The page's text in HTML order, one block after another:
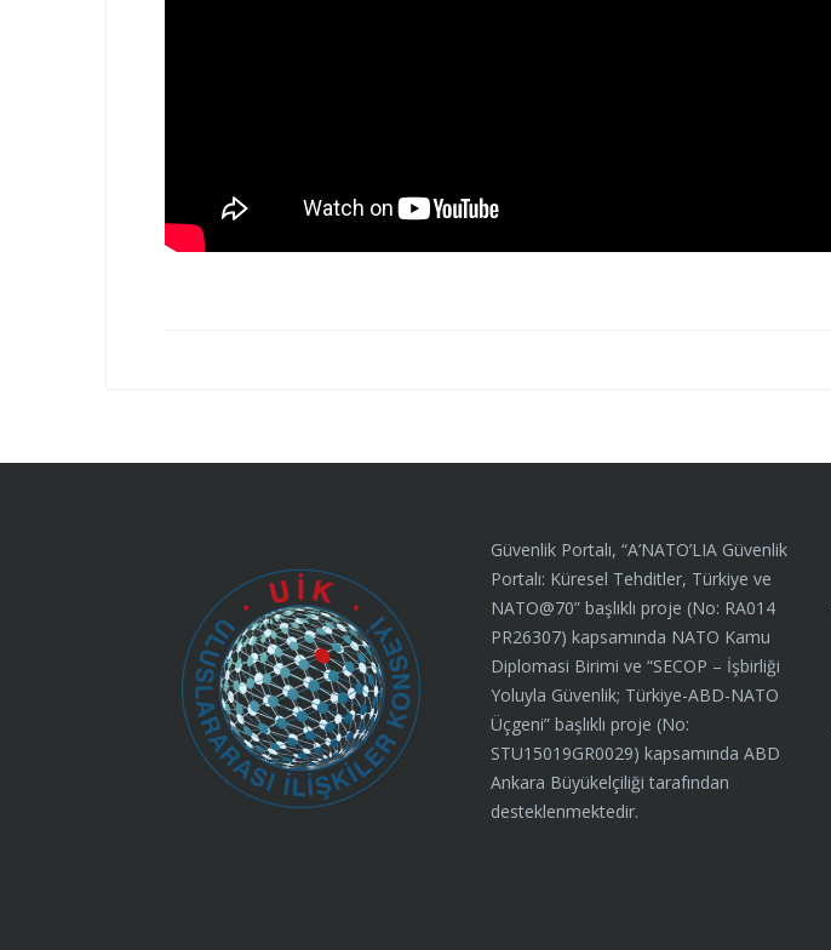
Güvenlik Portalı, “A’NATO’LIA Güvenlik
Portalı: Küresel Tehditler, Türkiye ve
NATO@70” başlıklı proje (No: RA014
PR26307) kapsamında NATO Kamu
Diplomasi Birimi ve “SECOP – İşbirliği
Yoluyla Güvenlik; Türkiye-ABD-NATO
Üçgeni” başlıklı proje (No:
STU15019GR0029) kapsamında ABD
Ankara Büyükelçiliği tarafından
desteklenmektedir.